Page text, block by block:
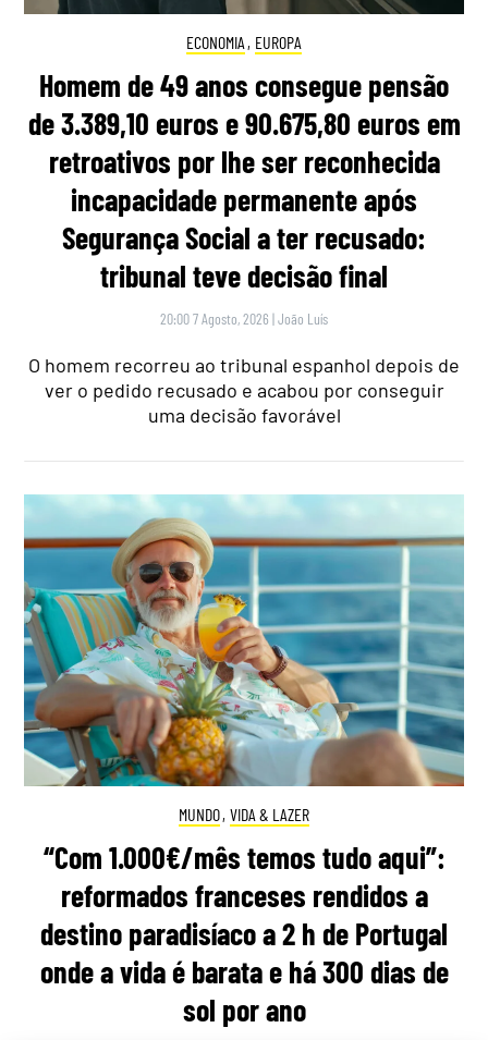
ECONOMIA , EUROPA
Homem de 49 anos consegue pensão
de 3.389,10 euros e 90.675,80 euros em
retroativos por lhe ser reconhecida
incapacidade permanente após
Segurança Social a ter recusado:
tribunal teve decisão final
20:00 7 Agosto, 2026 |João Luís
O homem recorreu ao tribunal espanhol depois de
ver o pedido recusado e acabou por conseguir
uma decisão favorável
MUNDO, VIDA & LAZER
“Com 1.000€/mês temos tudo aqui”:
reformados franceses rendidos a
destino paradisíaco a 2 h de Portugal
onde a vida é barata e há 300 dias de
sol por ano